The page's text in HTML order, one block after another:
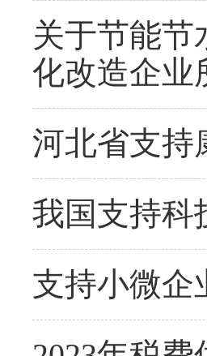
关于节能节
化改造企业
河北省支持
我国支持科
支持小微企